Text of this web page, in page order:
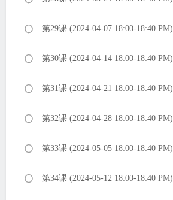
第29课 (2024-04-07 18:00-18:40 PM)
第30课 (2024-04-14 18:00-18:40 PM)
第31课 (2024-04-21 18:00-18:40 PM)
第32课 (2024-04-28 18:00-18:40 PM)
第33课 (2024-05-05 18:00-18:40 PM)
第34课 (2024-05-12 18:00-18:40 PM)